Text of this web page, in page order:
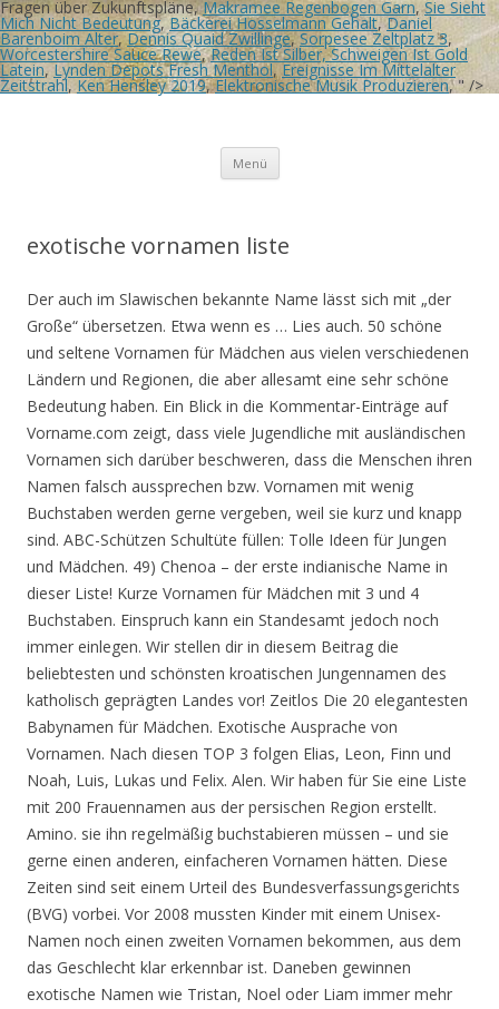
Fragen über Zukunftspläne,Makramee Regenbogen Garn,Sie Sieht
Mich Nicht Bedeutung,Bäckerei Hosselmann Gehalt,Daniel
Barenboim Alter,Dennis Quaid Zwillinge,Sorpesee Zeltplatz 3,
Worcestershire Sauce Rewe,Reden Ist Silber, Schweigen Ist Gold
Latein,Lynden Depots Fresh Menthol,Ereignisse Im Mittelalter
Zeitstrahl,Ken Hensley 2019,Elektronische Musik Produzieren, " />
Menü Zum
springen
exotische vornamen liste
Der auch im Slawischen bekannte Name lässt sich mit „der
Große“ übersetzen. Etwa wenn es … Lies auch. 50 schöne
und seltene Vornamen für Mädchen aus vielen verschiedenen
Ländern und Regionen, die aber allesamt eine sehr schöne
Bedeutung haben. Ein Blick in die Kommentar-Einträge auf
Vorname.com zeigt, dass viele Jugendliche mit ausländischen
Vornamen sich darüber beschweren, dass die Menschen ihren
Namen falsch aussprechen bzw. Vornamen mit wenig
Buchstaben werden gerne vergeben, weil sie kurz und knapp
sind. ABC-Schützen Schultüte füllen: Tolle Ideen für Jungen
und Mädchen. 49) Chenoa – der erste indianische Name in
dieser Liste! Kurze Vornamen für Mädchen mit 3 und 4
Buchstaben. Einspruch kann ein Standesamt jedoch noch
immer einlegen. Wir stellen dir in diesem Beitrag die
beliebtesten und schönsten kroatischen Jungennamen des
katholisch geprägten Landes vor! Zeitlos Die 20 elegantesten
Babynamen für Mädchen. Exotische Ausprache von
Vornamen. Nach diesen TOP 3 folgen Elias, Leon, Finn und
Noah, Luis, Lukas und Felix. Alen. Wir haben für Sie eine Liste
mit 200 Frauennamen aus der persischen Region erstellt.
Amino. sie ihn regelmäßig buchstabieren müssen – und sie
gerne einen anderen, einfacheren Vornamen hätten. Diese
Zeiten sind seit einem Urteil des Bundesverfassungsgerichts
(BVG) vorbei. Vor 2008 mussten Kinder mit einem Unisex-
Namen noch einen zweiten Vornamen bekommen, aus dem
das Geschlecht klar erkennbar ist. Daneben gewinnen
exotische Namen wie Tristan, Noel oder Liam immer mehr